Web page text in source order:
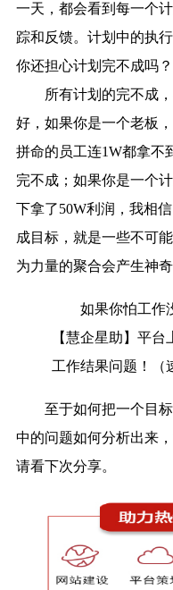
一天，都会看到每一个
踪和反馈。计划中的执
你还担心计划完不成吗？
所有计划的完不成
好，如果你是一个老板
拼命的员工连1W都拿不
完不成；如果你是一个
下拿了50W利润，我相
成目标，就是一些不可
为力量的聚合会产生神奇
如果你怕工作
【慧企星助】平
工作结果问题！（
至于如何把一个目
中的问题如何分析出来
请看下次分享。